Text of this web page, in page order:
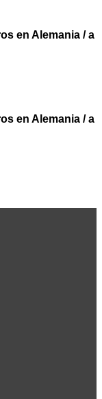
en Alemania / a
en Alemania / a